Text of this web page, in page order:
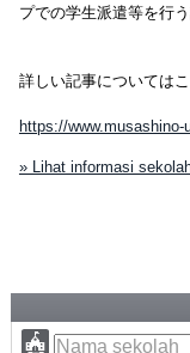
プでの学生派遣等を行う
詳しい記事については
https://www.musashino-
» Lihat informasi